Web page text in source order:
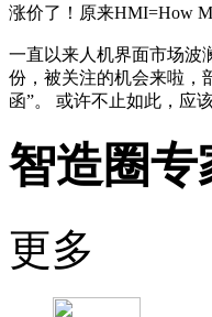
涨价了！原来HMI=How
一直以来人机界面市场波
份，被关注的机会来啦，
函”。 或许不止如此，应
智造圈专
更多